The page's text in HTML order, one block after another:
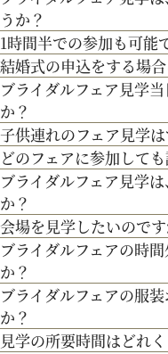
個性やテーマに合わせて
ングのテーマやお二人の
場コーディネートをお楽
200年の歴史ある厳かな
真髄を感じていただける
しさを誇る大聖堂で、神
を、ぜひ実際にご体感く
３Dプロジェクションマ
最先端のウェディング演
出、お姫様のように注目
のをご提案します。
目から約3分
●交通機関をご利用の方
車 2番出口より徒歩約15
うか？
もちろん可能です。親御
す。
1時間半での参加も可能
通常、会場見学と試食で3
ご案内にてご対応させて
結婚式の申込をする場
お内金と印鑑をお持ちい
よりご案内させて頂きま
ブライダルフェア見学
か？
お車でお越しいただいて
無料駐車場をご利用下さ
子供連れのフェア見学
もちろん可能です。授乳
ください。
また、お子様連れでのご
フェアもご検討下さい。
どのフェアに参加して
「試食」マークのついて
料試食を行っております
ブライダルフェア見学
か？
もちろん可能です。おひ
す。
会場を見学したいので
予約制ではございません
ます。
事前にご予約頂けますと
ので、ブライダルフェア
ブライダルフェアの時
か？
ブライダルフェア開催時
にてお気軽にご相談下さ
ブライダルフェアの服
か？
特に指定はございません
見学の所要時間はどれ